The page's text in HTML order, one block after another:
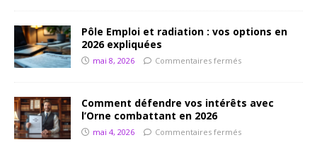
Pôle Emploi et radiation : vos options en
2026 expliquées
mai 8, 2026 Commentaires fermés
Comment défendre vos intérêts avec
l’Orne combattant en 2026
mai 4, 2026 Commentaires fermés